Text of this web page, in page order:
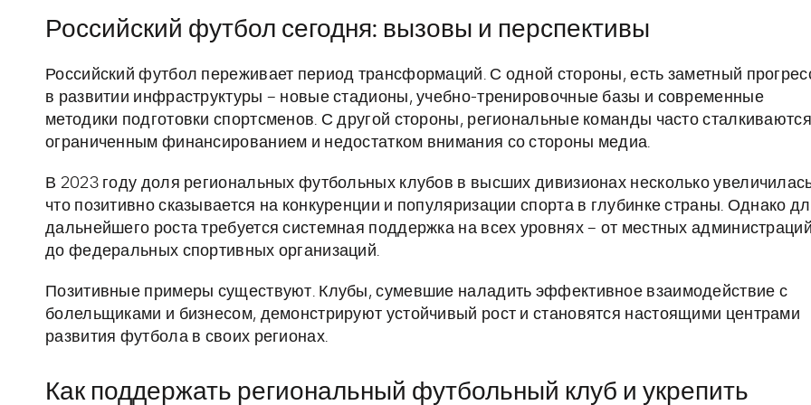
Российский футбол сегодня: вызовы и перспективы
Российский футбол переживает период трансформаций. С одной стороны, есть заметный
в развитии инфраструктуры – новые стадионы, учебно-тренировочные базы и современные
методики подготовки спортсменов. С другой стороны, региональные команды часто
ограниченным финансированием и недостатком внимания со стороны медиа.
В 2023 году доля региональных футбольных клубов в высших дивизионах несколько
что позитивно сказывается на конкуренции и популяризации спорта в глубинке страны. Однако
дальнейшего роста требуется системная поддержка на всех уровнях – от местных администраций
до федеральных спортивных организаций.
Позитивные примеры существуют. Клубы, сумевшие наладить эффективное взаимодействие с
болельщиками и бизнесом, демонстрируют устойчивый рост и становятся настоящими центрами
развития футбола в своих регионах.
Как поддержать региональный футбольный клуб и укрепить